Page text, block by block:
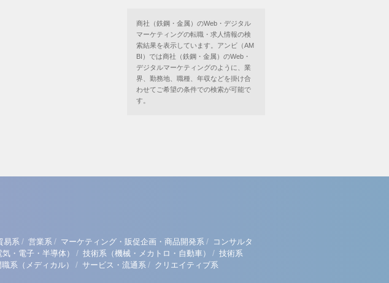
商社（鉄鋼・金属）のWeb・デジタル
マーケティングの転職・求人情報の検
索結果を表示しています。アンビ（AM
BI）では商社（鉄鋼・金属）のWeb・
デジタルマーケティングのように、業
界、勤務地、職種、年収などを掛け合
わせてご希望の条件での検索が可能で
す。
易系 / 営業系 / マーケティング・販促企画・商品開発系 / コンサルタ
・電子・半導体） / 技術系（機械・メカトロ・自動車） / 技術系
系（メディカル） / サービス・流通系 / クリエイティブ系